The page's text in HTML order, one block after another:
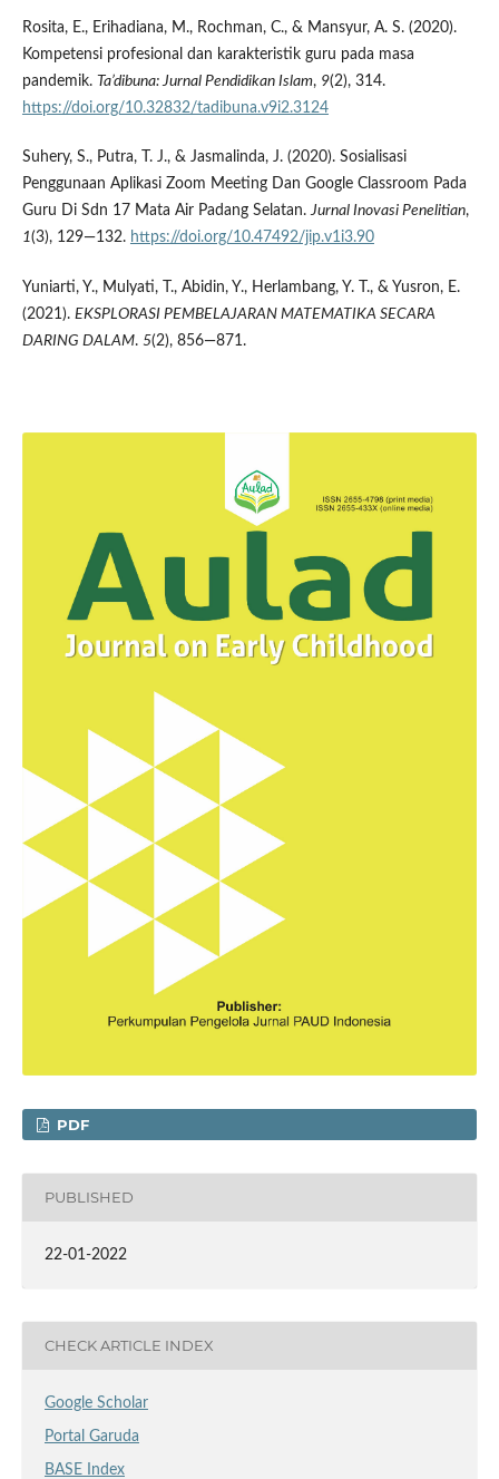
Rosita, E., Erihadiana, M., Rochman, C., & Mansyur, A. S. (2020).
Kompetensi profesional dan karakteristik guru pada masa
pandemik. Ta’dibuna: Jurnal Pendidikan Islam, 9(2), 314.
https://doi.org/10.32832/tadibuna.v9i2.3124
Suhery, S., Putra, T. J., & Jasmalinda, J. (2020). Sosialisasi
Penggunaan Aplikasi Zoom Meeting Dan Google Classroom Pada
Guru Di Sdn 17 Mata Air Padang Selatan.Jurnal Inovasi Penelitian,
1(3), 129—132. https://doi.org/10.47492/jip.v1i3.90
Yuniarti, Y., Mulyati, T., Abidin, Y., Herlambang, Y. T., & Yusron, E.
(2021). EKSPLORASI PEMBELAJARAN MATEMATIKA SECARA
DARING DALAM. 5(2), 856—871.
PDF
PUBLISHED
22-01-2022
CHECK ARTICLE INDEX
Google Scholar
Portal Garuda
BASE Index